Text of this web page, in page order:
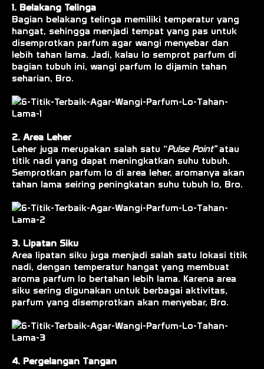
1. Belakang Telinga
Bagian belakang telinga memiliki temperatur yang
hangat, sehingga menjadi tempat yang pas untuk
disemprotkan parfum agar wangi menyebar dan
lebih tahan lama. Jadi, kalau lo semprot parfum di
bagian tubuh ini, wangi parfum lo dijamin tahan
seharian, Bro.
2. Area Leher
Leher juga merupakan salah satu “Pulse Point”atau
titik nadi yang dapat meningkatkan suhu tubuh.
Semprotkan parfum lo di area leher, aromanya akan
tahan lama seiring peningkatan suhu tubuh lo, Bro.
3. Lipatan Siku
Area lipatan siku juga menjadi salah satu lokasi titik
nadi, dengan temperatur hangat yang membuat
aroma parfum lo bertahan lebih lama. Karena area
siku sering digunakan untuk berbagai aktivitas,
parfum yang disemprotkan akan menyebar, Bro.
4. Pergelangan Tangan